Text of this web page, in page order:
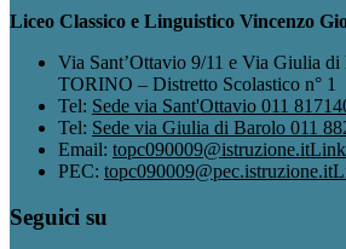
Liceo Classico e Linguistico Vincenzo
Via Sant’Ottavio 9/11 e Via Giulia
TORINO – Distretto Scolastico n° 1
Tel: Sede via Sant'Ottavio 011
Tel: Sede via Giulia di Barolo 011
Email: topc090009@istruzione.itLink
PEC: topc090009@pec.istruzione.it
Seguici su